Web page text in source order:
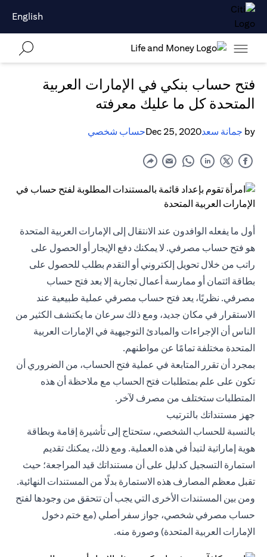
English
فتح حساب بنكي في الإمارات العربية
المتحدة كل ما عليك معرفته
by جمانة سعدDec 25, 2020حساب شخصي
أول ما يفعله الوافدون عند الانتقال إلى الإمارات العربية المتحدة
هو فتح حساب مصرفي. لا يمكنك دفع الإيجار أو الحصول على
راتب من خلال تحويل إلكتروني أو التقدم بطلب للحصول على
بطاقة ائتمان أو ممارسة أعمال تجارية إلا بعد فتح حساب
مصرفي. نظريًا، يعد فتح حساب مصرفي عملية طبيعية عند
الاستقرار في مكان جديد، ومع ذلك سرعان ما يكتشف الكثير من
الناس أن الإجراءات والمبادئ التوجيهية في الإمارات العربية
المتحدة مختلفة تمامًا عن مواطنهم.
بمجرد أن تقرر المتابعة في عملية فتح الحساب، من الضروري أن
تكون على علم بمتطلبات فتح الحساب مع ملاحظة أن هذه
المتطلبات ستختلف من مصرف لآخر.
جهز مستنداتك بالترتيب
بالنسبة للحساب الشخصي، ستحتاج إلى تأشيرة إقامة وبطاقة
هوية إماراتية لتبدأ في هذه العملية. ومع ذلك، يمكنك تقديم
استمارة التسجيل كدليل على أن مستنداتك قيد المراجعة؛ حيث
تقبل معظم المصارف هذه الاستمارة بدلًا من المستندات النهائية.
ومن بين المستندات الأخرى التي يجب أن تتحقق من وجودها لفتح
حساب مصرفي شخصي، جواز سفر أصلي (مع ختم دخول
الإمارات العربية المتحدة) وصورة منه.